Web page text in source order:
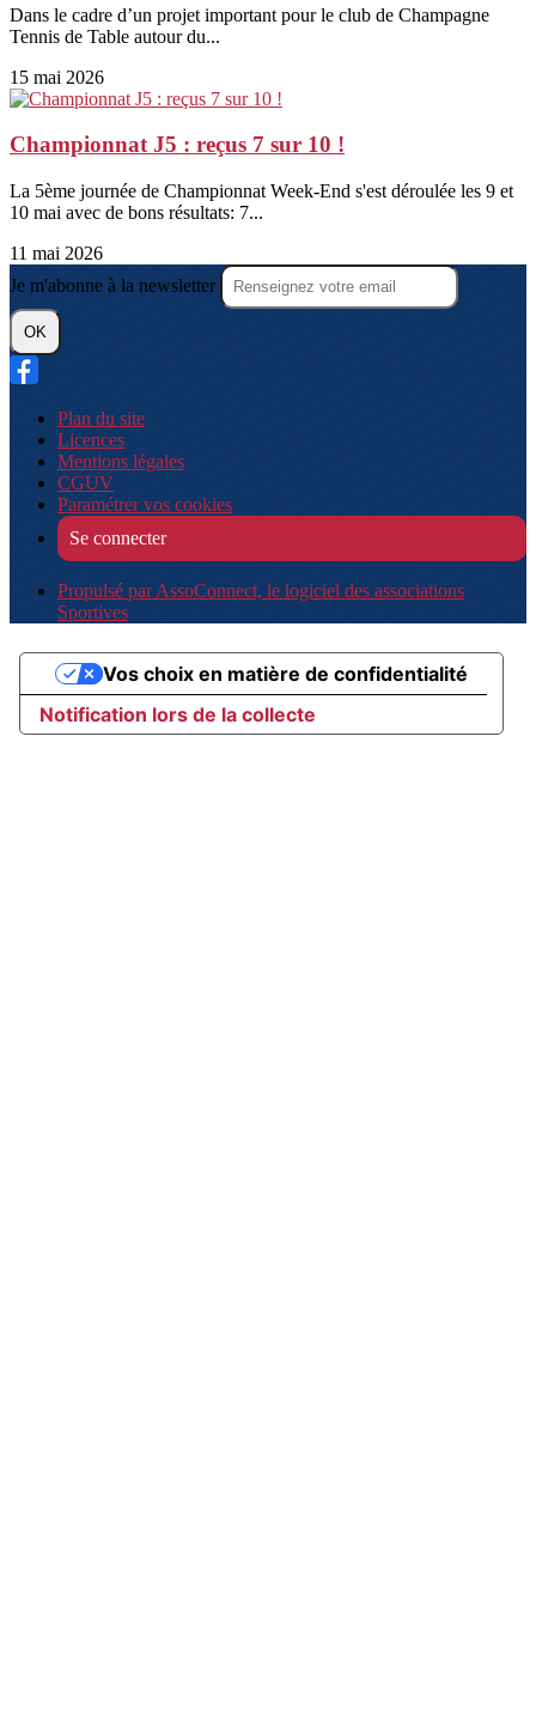
Dans le cadre d’un projet important pour le club de Champagne
Tennis de Table autour du...
15 mai 2026
Championnat J5 : reçus 7 sur 10 !
La 5ème journée de Championnat Week-End s'est déroulée les 9 et
10 mai avec de bons résultats: 7...
11 mai 2026
Je m'abonne à la newsletter
OK
Plan du site
Licences
Mentions légales
CGUV
Paramétrer vos cookies
Se connecter
Propulsé par AssoConnect, le logiciel des associations
Sportives
Notification lors de la collecte
Vos choix en matière de confidentialité